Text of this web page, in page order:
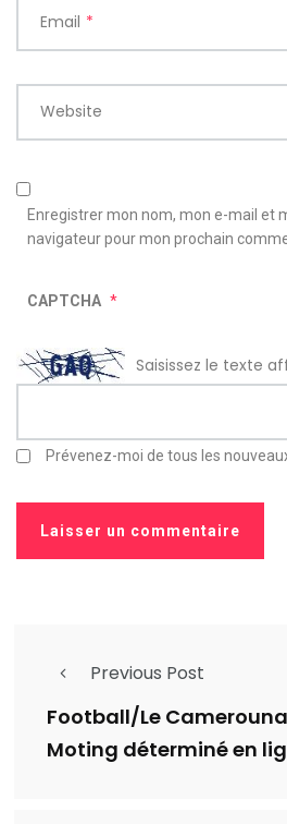
Email *
Website
Enregistrer mon nom, mon e-mail et
navigateur pour mon prochain
CAPTCHA *
Saisissez le texte
Prévenez-moi de tous les
Previous Post
Football/Le
Moting déterminé en